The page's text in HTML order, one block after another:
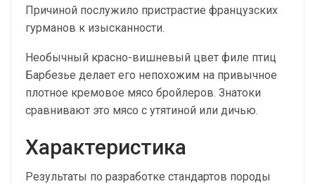
Причиной послужило пристрастие французских
гурманов к изысканности.
Необычный красно-вишневый цвет филе птиц
Барбезье делает его непохожим на привычное
плотное кремовое мясо бройлеров. Знатоки
сравнивают это мясо с утятиной или дичью.
Характеристика
Результаты по разработке стандартов породы